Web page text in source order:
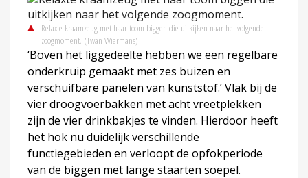
Relaxte kraamzeug met haar toom biggen die uitkijken naar het volgende
zoogmoment. (Twan Wiermans)
‘Boven het liggedeelte hebben we een regelbare
onderkruip gemaakt met zes buizen en
verschuifbare panelen van kunststof.’ Vlak bij de
vier droogvoerbakken met acht vreetplekken
zijn de vier drinkbakjes te vinden. Hierdoor heeft
het hok nu duidelijk verschillende
functiegebieden en verloopt de opfokperiode
van de biggen met lange staarten soepel.